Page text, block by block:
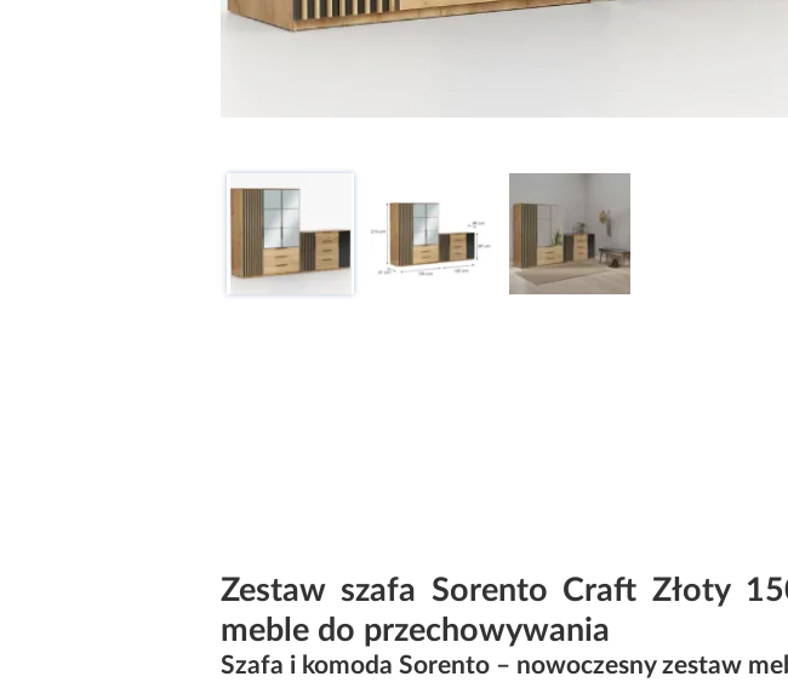
Zestaw szafa Sorento Craft Złoty
meble do przechowywania
Szafa i komoda Sorento – nowoczesny zestaw